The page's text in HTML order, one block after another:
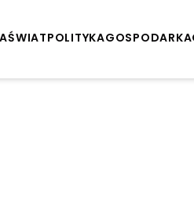
ŚWIATPOLITYKAGOSPODARKA